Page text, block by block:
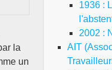
la
un
1936 :
2002 :
AIT